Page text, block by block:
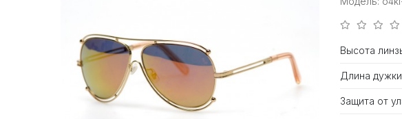
Высота
Длина дужки
Защита от